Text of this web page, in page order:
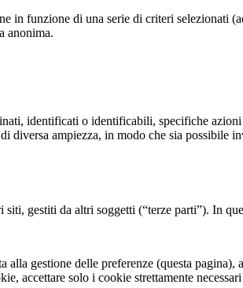
in funzione di una serie di criteri
anonima.
identificati o identificabili, specifiche
ampiezza, in modo che sia possibile
gestiti da altri soggetti (“terze parti”). In
gestione delle preferenze (questa
accettare solo i cookie strettamente